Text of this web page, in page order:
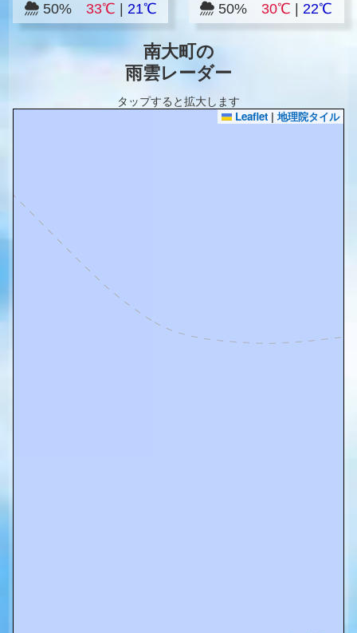
50% 33℃ 21℃ 50%30℃ |22℃
南大町の
雨雲レーダー
タップすると拡大します
Leaflet | 地理院タイル